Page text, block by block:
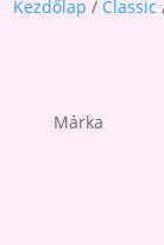
Kezdőlap / Classic
Márka